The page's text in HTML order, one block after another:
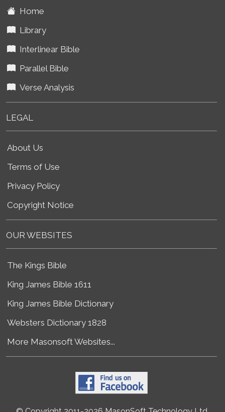
Home
Library
Interlinear Bible
Parallel Bible
Verse Analysis
LEGAL
About Us
Terms of Use
Privacy Policy
Copyright Notice
OUR WEBSITES
The Kings Bible
King James Bible 1611
King James Bible Dictionary
Websters Dictionary 1828
More Masonsoft Websites...